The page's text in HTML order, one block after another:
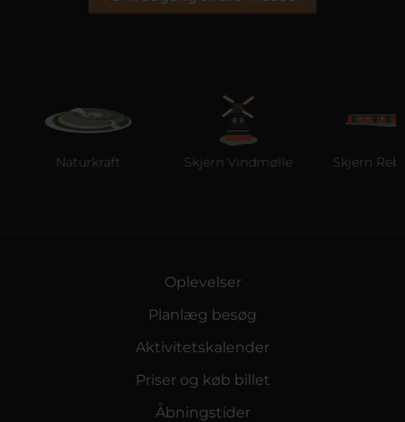
Naturkraft Skjern Vindmølle Skjern
Oplevelser
Planlæg besøg
Aktivitetskalender
Priser og køb billet
Åbningstider